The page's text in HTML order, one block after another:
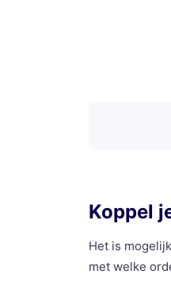
Koppel
Het is
met welke